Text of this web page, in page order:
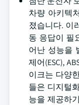
차량 아키텍
졌습니다. 이
동 응답이 필
어난 성능을
제어(ESC),
이크는 다양
들은 디지털
능을 제공하